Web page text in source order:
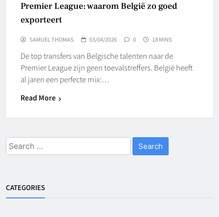
Premier League: waarom België zo goed
exporteert
SAMUEL THOMAS 03/04/2026 0 18 MINS
De top transfers van Belgische talenten naar de
Premier League zijn geen toevalstreffers. België heeft
al jaren een perfecte mix:…
Read More
Search
for:
CATEGORIES